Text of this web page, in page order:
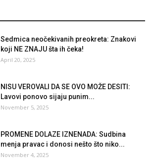
Sedmica neočekivanih preokreta: Znakovi
koji NE ZNAJU šta ih čeka!
April 20, 2025
NISU VEROVALI DA SE OVO MOŽE DESITI:
Lavovi ponovo sijaju punim...
November 5, 2025
PROMENE DOLAZE IZNENADA: Sudbina
menja pravac i donosi nešto što niko...
November 4, 2025